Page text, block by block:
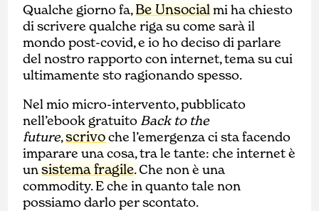
Qualche giorno fa,Be Unsocialmi ha chiesto
di scrivere qualche riga su come sarà il
mondo post-covid, e io ho deciso di parlare
del nostro rapporto con internet, tema su cui
ultimamente sto ragionando spesso.
Nel mio micro-intervento, pubblicato
nell’ebook gratuito Back to the
future,scrivoche l’emergenza ci sta facendo
imparare una cosa, tra le tante: che internet è
unsistema fragile. Che non è una
commodity. E che in quanto tale non
possiamo darlo per scontato.